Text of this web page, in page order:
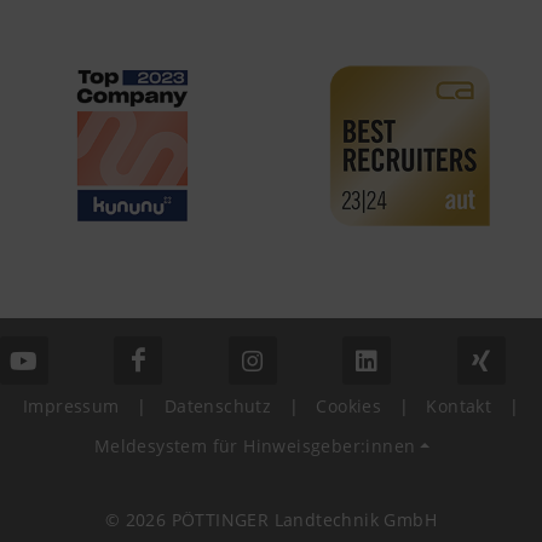
können diese Cookies in Ihren Browser-
blockieren.
Impressum | Datenschutz | Cookies | Kontakt
|
Meldesystem für Hinweisgeber:innen
© 2026 PÖTTINGER Landtechnik GmbH